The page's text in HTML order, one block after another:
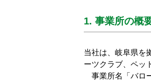
1. 事業所の概
当社は、岐阜県を
ーツクラブ、ペッ
事業所名「バロ